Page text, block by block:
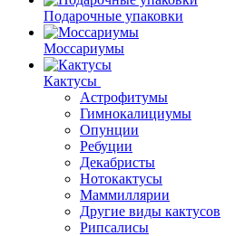
Подарочные упаковки
Моссариумы
Кактусы
Астрофитумы
Гимнокалициумы
Опунции
Ребуции
Декабристы
Нотокактусы
Маммиллярии
Другие виды кактусов
Рипсалисы